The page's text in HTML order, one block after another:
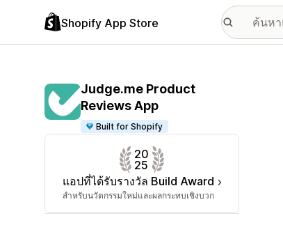
Shopify App Store
Judge.me Product
Reviews App
Built for Shopify
20
25
แอปที่ได้รับรางวัล Build Award
สำหรับนวัตกรรมใหม่และผลกระทบเชิงบวก